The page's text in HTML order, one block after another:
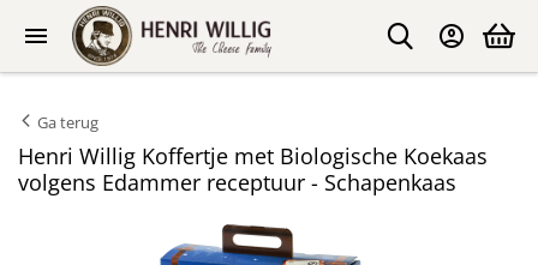
Ga terug
Henri Willig Koffertje met Biologische Koekaas
volgens Edammer receptuur - Schapenkaas